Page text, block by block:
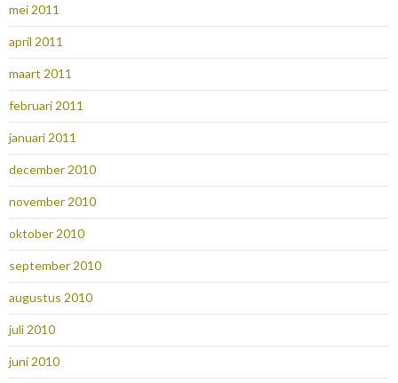
mei 2011
april 2011
maart 2011
februari 2011
januari 2011
december 2010
november 2010
oktober 2010
september 2010
augustus 2010
juli 2010
juni 2010